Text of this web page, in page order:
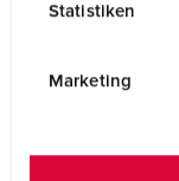
Statistiken
Marketing